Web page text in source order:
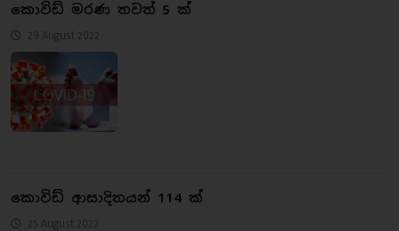
කොවිඩ් මරණ තවත් 5 ක්
29 August 2022
කොවිඩ් ආසාදිතයන් 114 ක්
25 August 2022